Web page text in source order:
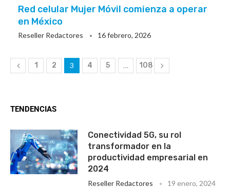
Red celular Mujer Móvil comienza a operar
en México
Reseller Redactores 16 febrero, 2026
1 2 3 4 5 … 108
TENDENCIAS
Conectividad 5G, su rol
transformador en la
productividad empresarial en
2024
Reseller Redactores 19 enero, 2024